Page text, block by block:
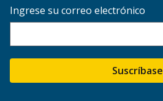
Ingrese su correo electrónico
Suscríbase